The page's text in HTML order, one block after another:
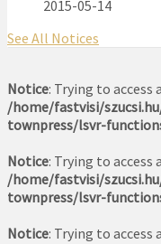
2015-05-14
See All Notices
Notice: Trying to
/home/fastvisi/
townpress/lsvr-
Notice: Trying to
/home/fastvisi/
townpress/lsvr-
Notice: Trying to